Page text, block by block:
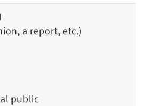
a report, etc.)
public